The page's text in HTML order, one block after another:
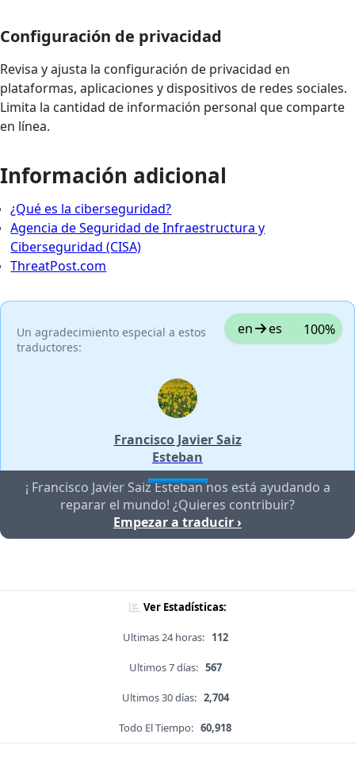
Configuración de privacidad
Revisa y ajusta la configuración de privacidad en
plataformas, aplicaciones y dispositivos de redes sociales.
Limita la cantidad de información personal que comparte
en línea.
Información adicional
¿Qué es la ciberseguridad?
Agencia de Seguridad de Infraestructura y
Ciberseguridad (CISA)
ThreatPost.com
Un agradecimiento especial a estos
traductores:
en es 100%
Francisco Javier Saiz
Esteban
¡ Francisco Javier Saiz Esteban nos está ayudando a
reparar el mundo! ¿Quieres contribuir?
Empezar a traducir ›
Ver Estadísticas:
Ultimas 24 horas: 112
Ultimos 7 días: 567
Ultimos 30 días: 2,704
Todo El Tiempo: 60,918